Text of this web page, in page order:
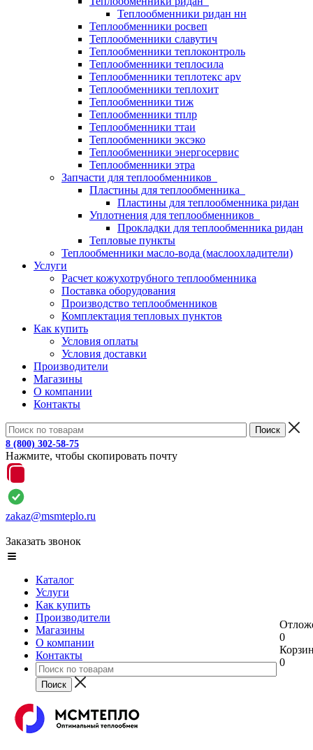
Теплообменники ридан нн
Теплообменники росвеп
Теплообменники славутич
Теплообменники теплоконтроль
Теплообменники теплосила
Теплообменники теплотекс apv
Теплообменники теплохит
Теплообменники тиж
Теплообменники тплр
Теплообменники ттаи
Теплообменники эксэко
Теплообменники энергосервис
Теплообменники этра
Запчасти для теплообменников
Пластины для теплообменника
Пластины для теплообменника ридан
Уплотнения для теплообменников
Прокладки для теплообменника ридан
Тепловые пункты
Теплообменники масло-вода (маслоохладители)
Услуги
Расчет кожухотрубного теплообменника
Поставка оборудования
Производство теплообменников
Комплектация тепловых пунктов
Как купить
Условия оплаты
Условия доставки
Производители
Магазины
О компании
Контакты
8 (800) 302-58-75
Нажмите, чтобы скопировать почту
zakaz@msmteplo.ru
Заказать звонок
Каталог
Услуги
Как купить
Производители
Магазины
О компании
Контакты
0
0